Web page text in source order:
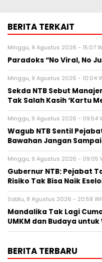
BERITA TERKAIT
Minggu, 9 Agustus 2026 - 15:07
Paradoks “No Viral, No
Minggu, 9 Agustus 2026 - 10:04
Sekda NTB Sebut
Tak Salah Kasih ‘Kartu
Minggu, 9 Agustus 2026 - 09:54
Wagub NTB Sentil
Bawahan Jangan
Minggu, 9 Agustus 2026 - 09:05
Gubernur NTB: Pejabat
Risiko Tak Bisa Naik
Sabtu, 8 Agustus 2026 - 20:58
Mandalika Tak Lagi
UMKM dan Budaya
BERITA TERBARU